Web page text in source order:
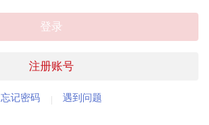
注册账号
登录
忘记密码 遇到问题